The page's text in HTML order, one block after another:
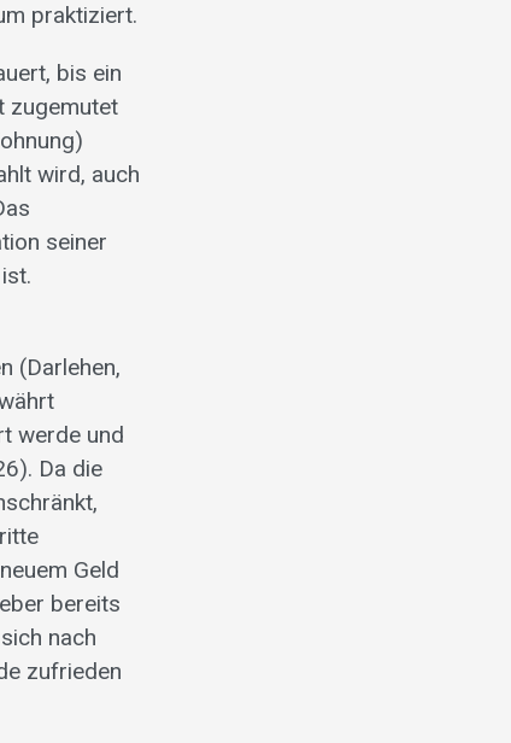
praktiziert.
bis ein
zugemutet
wird, auch
seiner
(Darlehen,
werde und
Da die
Geld
bereits
nach
zufrieden